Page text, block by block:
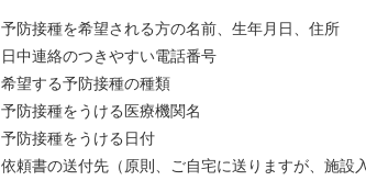
予防接種を希望される方の名前、生年月日、住所
日中連絡のつきやすい電話番号
希望する予防接種の種類
予防接種をうける医療機関名
予防接種をうける日付
依頼書の送付先（原則、ご自宅に送りますが、施設